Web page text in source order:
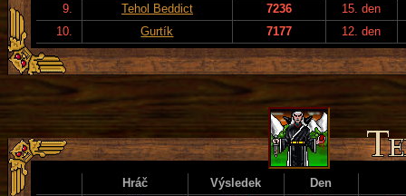
9.
Tehol Beddict 7236
15. den
10.
Gurtík 7177 12. den
Hráč Výsledek
Den